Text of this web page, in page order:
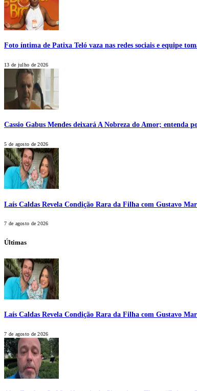
Foto íntima de Patixa Teló vaza nas redes sociais e equipe
13 de julho de 2026
Cassio Gabus Mendes deixará A Nobreza do Amor; entenda
5 de agosto de 2026
Laís Caldas Revela Condição Rara da Filha com Gustavo
7 de agosto de 2026
Últimas
Laís Caldas Revela Condição Rara da Filha com Gustavo
7 de agosto de 2026